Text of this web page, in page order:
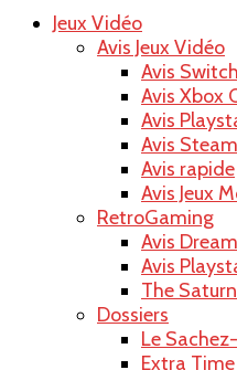
blog
Jeux Vidéo
Avis Jeux Vidéo
Avis Switch
Avis Xbox
Avis
Avis Steam
Avis rapide
Avis Jeux
RetroGaming
Avis
Avis
The
Dossiers
Le
Extra Time